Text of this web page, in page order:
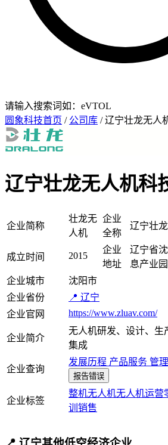
请输入搜索词如：eVTOL
圆象科技首页 / 公司库 / 辽宁壮龙无人
辽宁壮龙无人机科
企业简称
壮龙无
人机
企业
全称
辽宁壮
成立时间 2015
企业
地址
辽宁省
息产业
企业城市
沈阳市
企业省份
📍 辽宁
企业官网
https://www.zluav.com/
企业简介
无人机研发、设计、生
集成
企业查询
发展历程 产品服务 管
报告错误
企业标签
整机无人机无人机运营
训 销售